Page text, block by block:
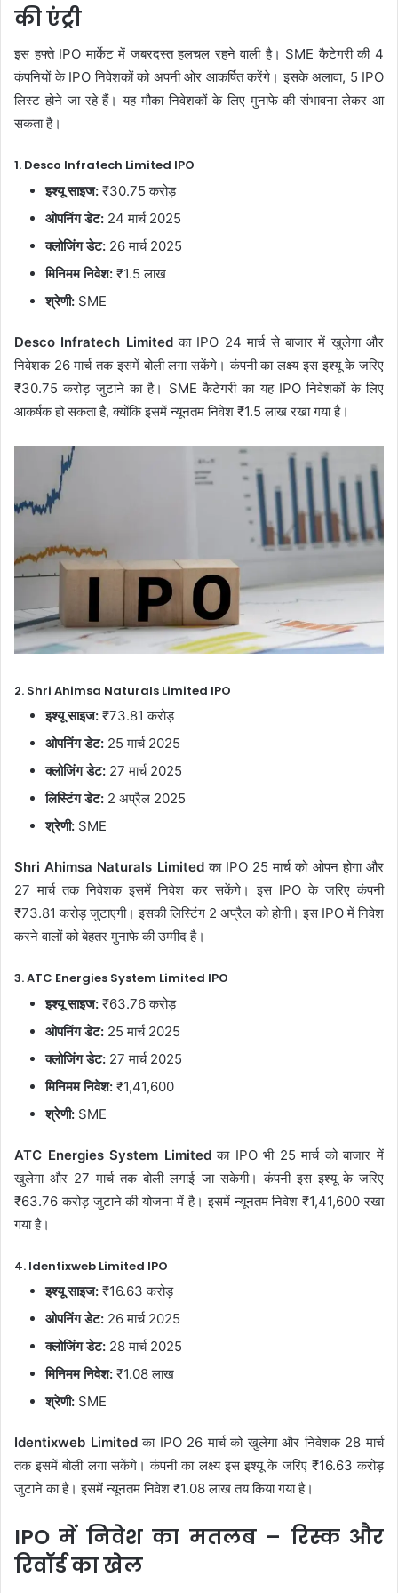
की एंट्री
इस हफ्ते IPO मार्केट में जबरदस्त हलचल रहने वाली है। SME कैटेगरी की 4
कंपनियों के IPO निवेशकों को अपनी ओर आकर्षित करेंगे। इसके अलावा, 5 IPO
लिस्ट होने जा रहे हैं। यह मौका निवेशकों के लिए मुनाफे की संभावना लेकर आ
सकता है।
1. Desco Infratech Limited IPO
इश्यू साइज: ₹30.75 करोड़
ओपनिंग डेट: 24 मार्च 2025
क्लोजिंग डेट: 26 मार्च 2025
मिनिमम निवेश: ₹1.5 लाख
श्रेणी: SME
Desco Infratech Limitedका IPO 24 मार्च से बाजार में खुलेगा और
निवेशक 26 मार्च तक इसमें बोली लगा सकेंगे। कंपनी का लक्ष्य इस इश्यू के जरिए
₹30.75 करोड़ जुटाने का है। SME कैटेगरी का यह IPO निवेशकों के लिए
आकर्षक हो सकता है, क्योंकि इसमें न्यूनतम निवेश ₹1.5 लाख रखा गया है।
2. Shri Ahimsa Naturals Limited IPO
इश्यू साइज: ₹73.81 करोड़
ओपनिंग डेट: 25 मार्च 2025
क्लोजिंग डेट: 27 मार्च 2025
लिस्टिंग डेट: 2 अप्रैल 2025
श्रेणी: SME
Shri Ahimsa Naturals Limitedका IPO 25 मार्च को ओपन होगा और
27 मार्च तक निवेशक इसमें निवेश कर सकेंगे। इस IPO के जरिए कंपनी
₹73.81 करोड़ जुटाएगी। इसकी लिस्टिंग 2 अप्रैल को होगी। इस IPO में निवेश
करने वालों को बेहतर मुनाफे की उम्मीद है।
3. ATC Energies System Limited IPO
इश्यू साइज: ₹63.76 करोड़
ओपनिंग डेट: 25 मार्च 2025
क्लोजिंग डेट: 27 मार्च 2025
मिनिमम निवेश: ₹1,41,600
श्रेणी: SME
ATC Energies System Limitedका IPO भी 25 मार्च को बाजार में
खुलेगा और 27 मार्च तक बोली लगाई जा सकेगी। कंपनी इस इश्यू के जरिए
₹63.76 करोड़ जुटाने की योजना में है। इसमें न्यूनतम निवेश ₹1,41,600 रखा
गया है।
4. Identixweb Limited IPO
इश्यू साइज: ₹16.63 करोड़
ओपनिंग डेट: 26 मार्च 2025
क्लोजिंग डेट: 28 मार्च 2025
मिनिमम निवेश: ₹1.08 लाख
श्रेणी: SME
Identixweb Limitedका IPO 26 मार्च को खुलेगा और निवेशक 28 मार्च
तक इसमें बोली लगा सकेंगे। कंपनी का लक्ष्य इस इश्यू के जरिए ₹16.63 करोड़
जुटाने का है। इसमें न्यूनतम निवेश ₹1.08 लाख तय किया गया है।
IPO में निवेश का मतलब – रिस्क और
रिवॉर्ड का खेल